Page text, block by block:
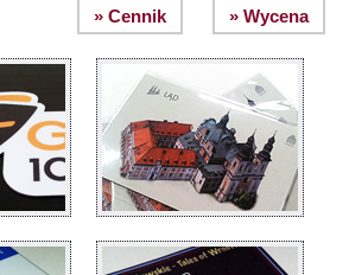
» Wycena
» Cennik